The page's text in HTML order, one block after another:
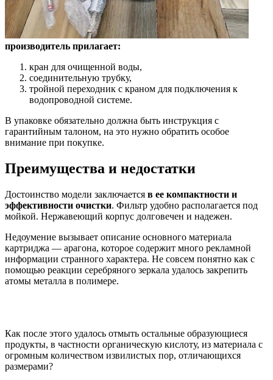
производитель прилагает:
кран для очищенной воды,
соединительную трубку,
тройной переходник с краном для подключения к
водопроводной системе.
В упаковке обязательно должна быть инструкция с
гарантийным талоном, на это нужно обратить особое
внимание при покупке.
Преимущества и недостатки
Достоинство модели заключается в ее компактности и
эффективности очистки. Фильтр удобно располагается под
мойкой. Нержавеющий корпус долговечен и надежен.
Недоумение вызывает описание основного материала
картриджа — арагона, которое содержит много рекламной
информации странного характера. Не совсем понятно как с
помощью реакции серебряного зеркала удалось закрепить
атомы металла в полимере.
Как после этого удалось отмыть остальные образующиеся
продукты, в частности органическую кислоту, из материала с
огромным количеством извилистых пор, отличающихся
размерами?